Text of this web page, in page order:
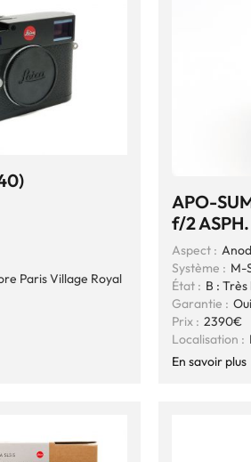
Paris Village Royal
APO-
f/2 ASPH.
Aspect :
Système : M-
État : B : Très
Garantie : Oui
Prix : 2390€
Localisation :
En savoir plus